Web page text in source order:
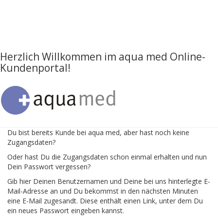
Herzlich Willkommen im aqua med Online-
Kundenportal!
Du bist bereits Kunde bei aqua med, aber hast noch keine
Zugangsdaten?
Oder hast Du die Zugangsdaten schon einmal erhalten und nun
Dein Passwort vergessen?
Gib hier Deinen Benutzernamen und Deine bei uns hinterlegte E-
Mail-Adresse an und Du bekommst in den nächsten Minuten
eine E-Mail zugesandt. Diese enthält einen Link, unter dem Du
ein neues Passwort eingeben kannst.